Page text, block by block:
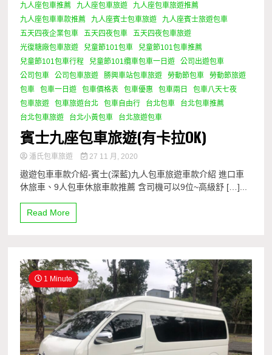
九人座包車推薦
九人座包車旅遊
九人座包車旅遊推薦
九人座包車車款推薦
九人座賓士包車旅遊
九人座賓士旅遊包車
五天四夜企業包車
五天四夜包車
五天四夜包車旅遊
光復糖廠包車旅遊
兒童節101包車
兒童節101包車推薦
兒童節101包車行程
兒童節101纜車包車一日遊
公司出遊包車
公司包車
公司包車旅遊 勝興車站包車旅遊 勞動節包車
勞動節旅遊
包車
包車一日遊 包車價格表 包車優惠 包車兩日
包車八天七夜
包車旅遊
包車旅遊台北 包車自由行 台北包車
台北包車推薦
台北包車旅遊
台北小黃包車 台北旅遊包車
賓士九座包車旅遊(有卡拉OK)
潘氏包車旅遊 27 11 月, 2020
遨遊包車車款介紹-賓士(深藍)九人包車旅遊車款介紹 進口車
休旅車、9人包車休旅車款推薦 含司機可以9位~高級舒 […]...
Read More
1 Minute